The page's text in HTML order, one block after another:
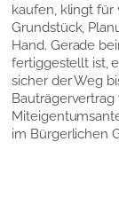
kaufen, klingt für
Grundstück,
Hand. Gerade
fertiggestellt ist,
sicher der Weg
im Bürgerlichen